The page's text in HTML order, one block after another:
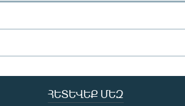
ՀԵՏԵՎԵՔ ՄԵԶ